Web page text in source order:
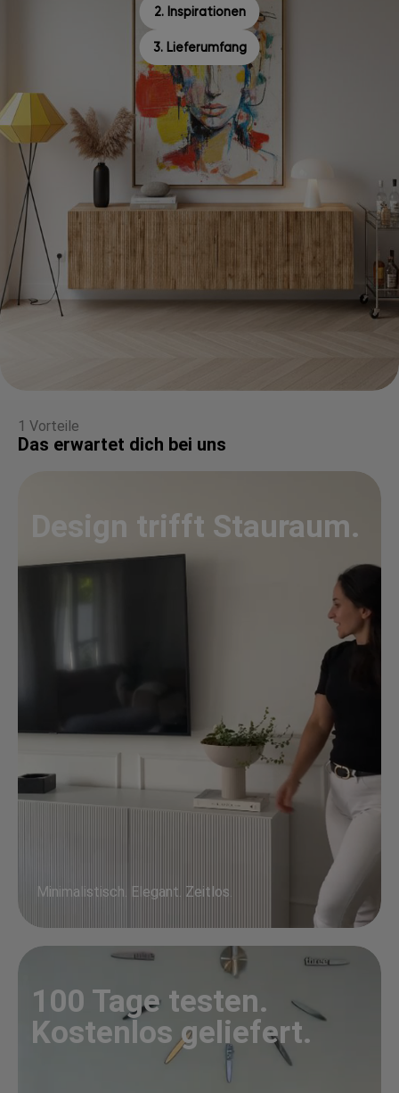
2. Inspirationen
3. Lieferumfang
1 Vorteile
Das erwartet dich bei uns
Design trifft Stauraum.
Minimalistisch. Elegant. Zeitlos.
100 Tage testen.
Kostenlos geliefert.